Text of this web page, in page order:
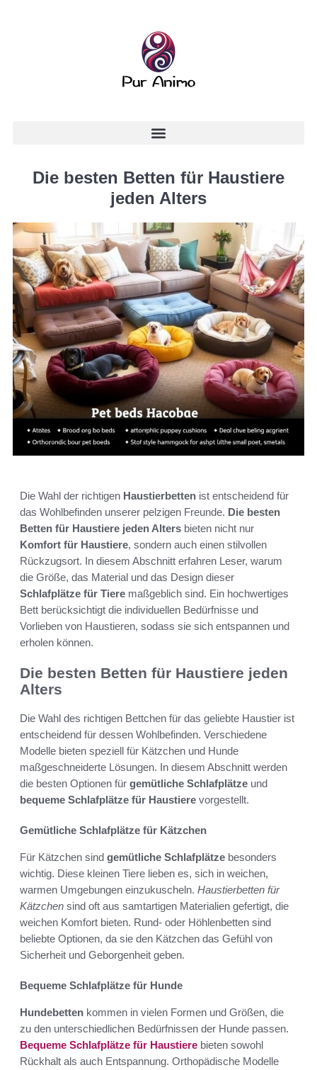
Die besten Betten für Haustiere
jeden Alters
Die Wahl der richtigen Haustierbetten ist entscheidend für
das Wohlbefinden unserer pelzigen Freunde. Die besten
Betten für Haustiere jeden Alters bieten nicht nur
Komfort für Haustiere, sondern auch einen stilvollen
Rückzugsort. In diesem Abschnitt erfahren Leser, warum
die Größe, das Material und das Design dieser
Schlafplätze für Tiere maßgeblich sind. Ein hochwertiges
Bett berücksichtigt die individuellen Bedürfnisse und
Vorlieben von Haustieren, sodass sie sich entspannen und
erholen können.
Die besten Betten für Haustiere jeden
Alters
Die Wahl des richtigen Bettchen für das geliebte Haustier ist
entscheidend für dessen Wohlbefinden. Verschiedene
Modelle bieten speziell für Kätzchen und Hunde
maßgeschneiderte Lösungen. In diesem Abschnitt werden
die besten Optionen für gemütliche Schlafplätze und
bequeme Schlafplätze für Haustiere vorgestellt.
Gemütliche Schlafplätze für Kätzchen
Für Kätzchen sind gemütliche Schlafplätze besonders
wichtig. Diese kleinen Tiere lieben es, sich in weichen,
warmen Umgebungen einzukuscheln. Haustierbetten für
Kätzchen sind oft aus samtartigen Materialien gefertigt, die
weichen Komfort bieten. Rund- oder Höhlenbetten sind
beliebte Optionen, da sie den Kätzchen das Gefühl von
Sicherheit und Geborgenheit geben.
Bequeme Schlafplätze für Hunde
Hundebetten kommen in vielen Formen und Größen, die
zu den unterschiedlichen Bedürfnissen der Hunde passen.
Bequeme Schlafplätze für Haustiere bieten sowohl
Rückhalt als auch Entspannung. Orthopädische Modelle